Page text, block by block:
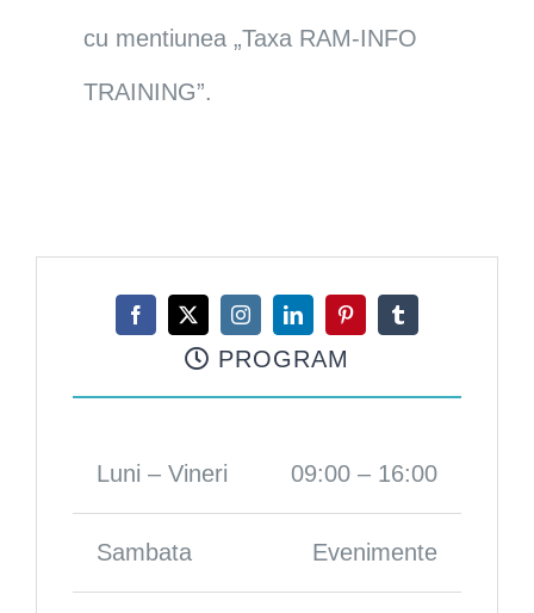
cu mentiunea „Taxa RAM-INFO
TRAINING”.
PROGRAM
Luni – Vineri 09:00 – 16:00
Sambata Evenimente